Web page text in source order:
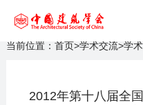
当前位置： 首页>学术交流>学
2012年第十八届全